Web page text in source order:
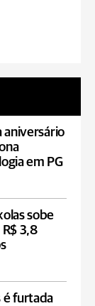
aniversário
em PG
sobe
3,8
é furtada